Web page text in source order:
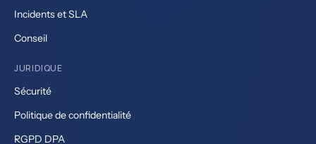
Incidents et SLA
Conseil
JURIDIQUE
Sécurité
Politique de confidentialité
RGPD DPA